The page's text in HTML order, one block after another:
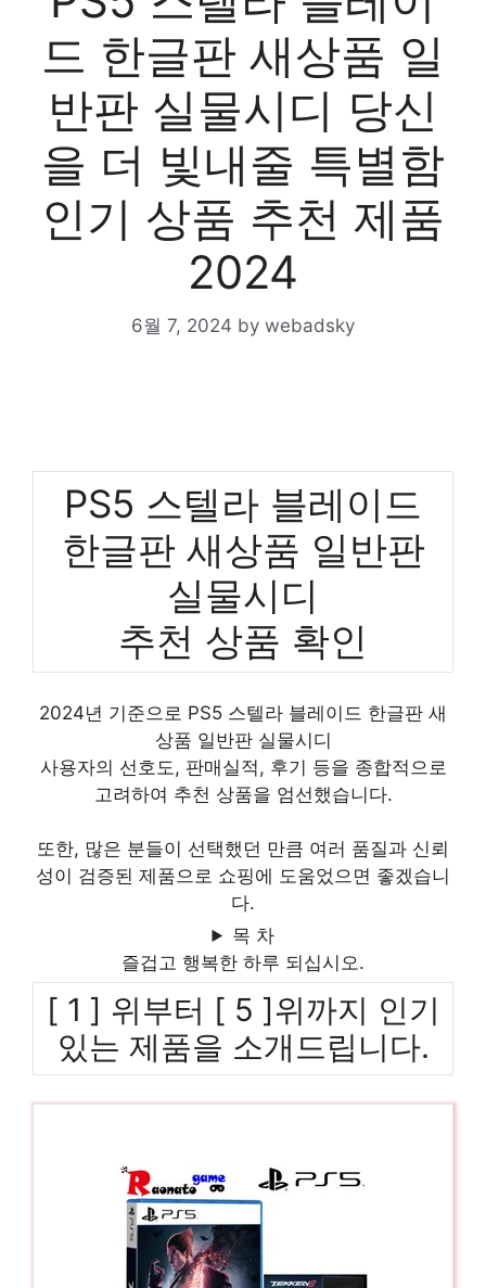
드 한글판 새상품 일
반판 실물시디 당신
을 더 빛내줄 특별함
인기 상품 추천 제품
2024
6월 7, 2024 by webadsky
PS5 스텔라 블레이드
한글판 새상품 일반판
실물시디
추천 상품 확인
2024년 기준으로 PS5 스텔라 블레이드 한글판 새
상품 일반판 실물시디
사용자의 선호도, 판매실적, 후기 등을 종합적으로
고려하여 추천 상품을 엄선했습니다.
또한, 많은 분들이 선택했던 만큼 여러 품질과 신뢰
성이 검증된 제품으로 쇼핑에 도움었으면 좋겠습니
다.
목 차
즐겁고 행복한 하루 되십시오.
[ 1 ] 위부터 [ 5 ]위까지 인기
있는 제품을 소개드립니다.